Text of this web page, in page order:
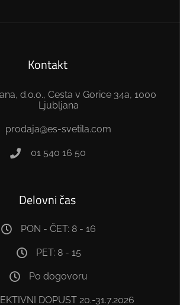
Kontakt
d.o.o., Cesta v Gorice 34a, 1000
Ljubljana
prodaja@es-svetila.com
01 540 16 50
Delovni čas
PON - ČET: 8 - 16
PET: 8 - 15
Po dogovoru
DOPUST 20.-31.7.2026